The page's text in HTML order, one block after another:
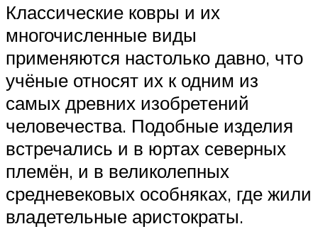
Классические ковры и их
многочисленные виды
применяются настолько давно, что
учёные относят их к одним из
самых древних изобретений
человечества. Подобные изделия
встречались и в юртах северных
племён, и в великолепных
средневековых особняках, где жили
владетельные аристократы.